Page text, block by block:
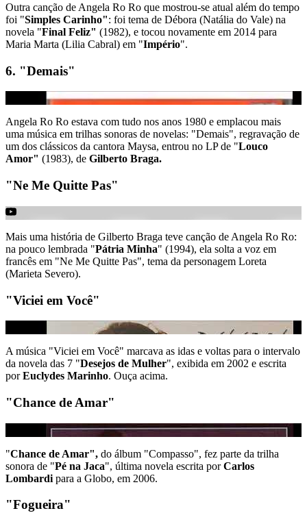
Outra canção de Angela Ro Ro que mostrou-se atual além do tempo
foi "Simples Carinho": foi tema de Débora (Natália do Vale) na
novela "Final Feliz" (1982), e tocou novamente em 2014 para
Maria Marta (Lilia Cabral) em "Império".
6. "Demais"
Angela Ro Ro estava com tudo nos anos 1980 e emplacou mais
uma música em trilhas sonoras de novelas: "Demais", regravação de
um dos clássicos da cantora Maysa, entrou no LP de "Louco
Amor" (1983), de Gilberto Braga.
"Ne Me Quitte Pas"
Mais uma história de Gilberto Braga teve canção de Angela Ro Ro:
na pouco lembrada "Pátria Minha" (1994), ela solta a voz em
francês em "Ne Me Quitte Pas", tema da personagem Loreta
(Marieta Severo).
"Viciei em Você"
A música "Viciei em Você" marcava as idas e voltas para o intervalo
da novela das 7 "Desejos de Mulher", exibida em 2002 e escrita
porEuclydes Marinho. Ouça acima.
"Chance de Amar"
"Chance de Amar", do álbum "Compasso", fez parte da trilha
sonora de "Pé na Jaca", última novela escrita porCarlos
Lombardi para a Globo, em 2006.
"Fogueira"